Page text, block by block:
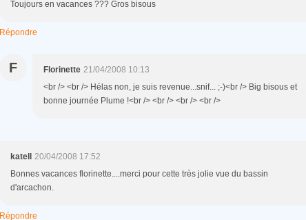
Toujours en vacances ??? Gros bisous
Répondre
F Florinette 21/04/2008 10:13
<br /> <br /> Hélas non, je suis revenue...snif... ;-)<br /> Big bisous et
bonne journée Plume !<br /> <br /> <br /> <br />
katell
20/04/2008 17:52
Bonnes vacances florinette....merci pour cette très jolie vue du bassin
d'arcachon.
Répondre